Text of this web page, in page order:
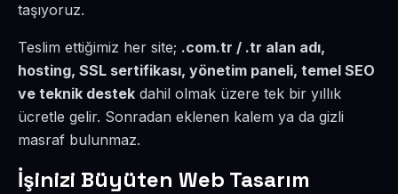
taşıyoruz.
Teslim ettiğimiz her site; .com.tr / .tr alan adı,
hosting, SSL sertifikası, yönetim paneli, temel SEO
ve teknik destek dahil olmak üzere tek bir yıllık
ücretle gelir. Sonradan eklenen kalem ya da gizli
masraf bulunmaz.
İşinizi Büyüten Web Tasarım